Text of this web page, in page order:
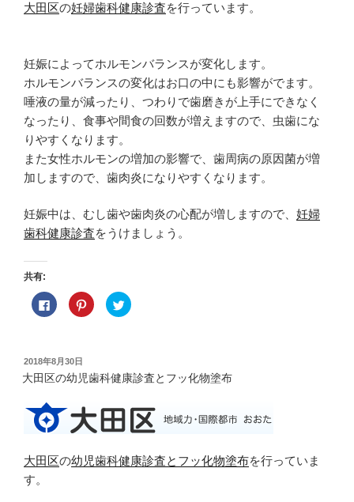
大田区の妊婦歯科健康診査を行っています。
妊娠によってホルモンバランスが変化します。
ホルモンバランスの変化はお口の中にも影響がでます。
唾液の量が減ったり、つわりで歯磨きが上手にできなく
なったり、食事や間食の回数が増えますので、虫歯にな
りやすくなります。
また女性ホルモンの増加の影響で、歯周病の原因菌が増
加しますので、歯肉炎になりやすくなります。
妊娠中は、むし歯や歯肉炎の心配が増しますので、 妊婦
歯科健康診査をうけましょう。
共有:
F
a
o
k
で
共
す
る
に
は
リ
ッ
ク
リ
n
t
e
s
t
共
有
ク
リ
i
t
e
共
(
新
投
稿
2018年8月30日
大田区の幼児歯科健康診査とフッ化物塗布
大田区の幼児歯科健康診査とフッ化物塗布を行っていま
す。